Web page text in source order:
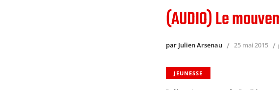
(AUDIO) Le
par Julien Arsenau 25 mai 2015
JEUNESSE